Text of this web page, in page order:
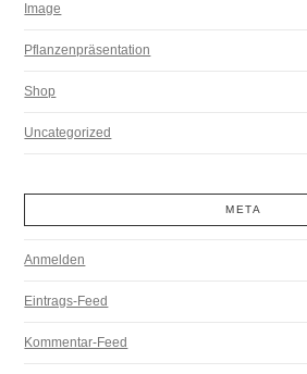
Image
Pflanzenpräsentation
Shop
Uncategorized
META
Anmelden
Eintrags-Feed
Kommentar-Feed